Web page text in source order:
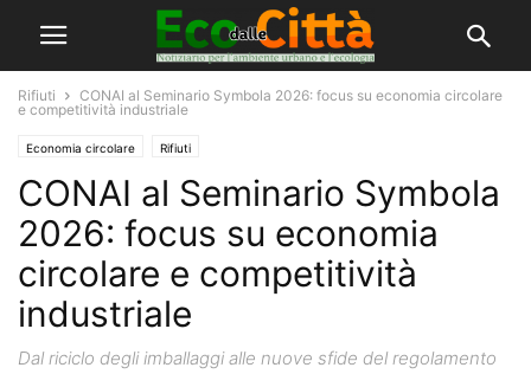
Rifiuti
CONAI al Seminario Symbola 2026: focus su economia circolare
e competitività industriale
Economia circolare Rifiuti
CONAI al Seminario Symbola
2026: focus su economia
circolare e competitività
industriale
Dal riciclo degli imballaggi alle nuove sfide del regolamento